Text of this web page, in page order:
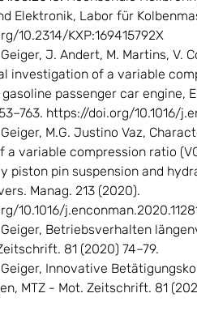
Elektronik, Labor für
10.2314/KXP:169415792X
J. Andert, M. Martins, V.
investigation of a variable
passenger car engine,
https://doi.org/10.1016/
Geiger, M.G. Justino Vaz,
a variable compression ratio
piston pin suspension and
Manag. 213 (2020).
10.1016/
Geiger, Betriebsverhalten
81 (2020) 74–79.
Geiger, Innovative
MTZ - Mot. Zeitschrift. 81